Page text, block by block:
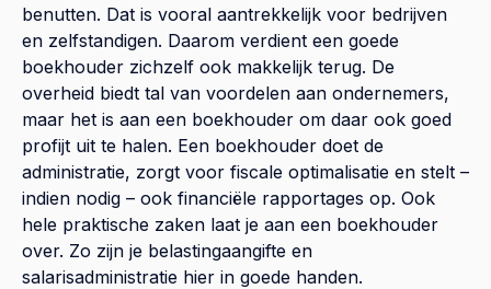
benutten. Dat is vooral aantrekkelijk voor bedrijven
en zelfstandigen. Daarom verdient een goede
boekhouder zichzelf ook makkelijk terug. De
overheid biedt tal van voordelen aan ondernemers,
maar het is aan een boekhouder om daar ook goed
profijt uit te halen. Een boekhouder doet de
administratie, zorgt voor fiscale optimalisatie en stelt –
indien nodig – ook financiële rapportages op. Ook
hele praktische zaken laat je aan een boekhouder
over. Zo zijn je belastingaangifte en
salarisadministratie hier in goede handen.